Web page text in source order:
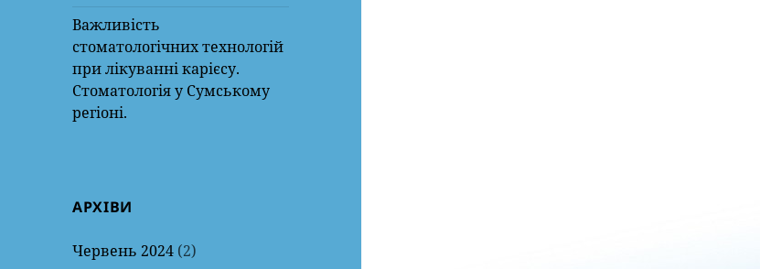
Важливість
стоматологічних технологій
при лікуванні карієсу.
Стоматологія у Сумському
регіоні.
АРХІВИ
Червень 2024 (2)